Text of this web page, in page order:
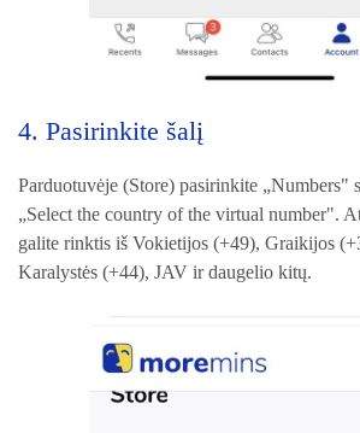
4. Pasirinkite šalį
Parduotuvėje (Store) pasirinkite „Numbers"
„Select the country of the virtual number".
galite rinktis iš Vokietijos (+49), Graikijos
Karalystės (+44), JAV ir daugelio kitų.